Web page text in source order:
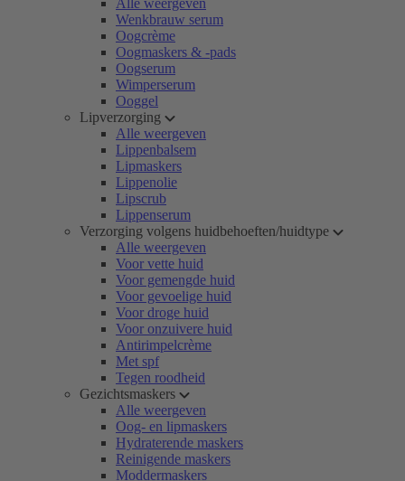
Alle weergeven
Wenkbrauw serum
Oogcrème
Oogmaskers & -pads
Oogserum
Wimperserum
Ooggel
Lipverzorging
Alle weergeven
Lippenbalsem
Lipmaskers
Lippenolie
Lipscrub
Lippenserum
Verzorging volgens huidbehoeften/huidtype
Alle weergeven
Voor vette huid
Voor gemengde huid
Voor gevoelige huid
Voor droge huid
Voor onzuivere huid
Antirimpelcrème
Met spf
Tegen roodheid
Gezichtsmaskers
Alle weergeven
Oog- en lipmaskers
Hydraterende maskers
Reinigende maskers
Moddermaskers